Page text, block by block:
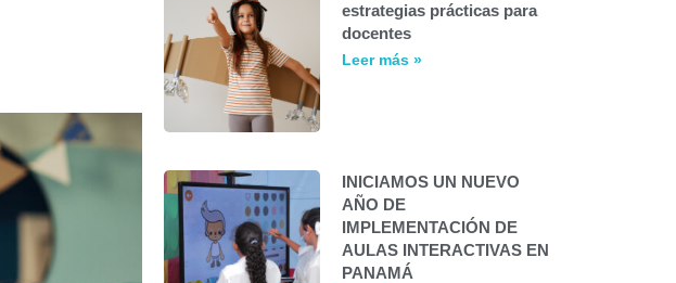
estrategias prácticas para
docentes
Leer más »
INICIAMOS UN NUEVO
AÑO DE
IMPLEMENTACIÓN DE
AULAS INTERACTIVAS EN
PANAMÁ